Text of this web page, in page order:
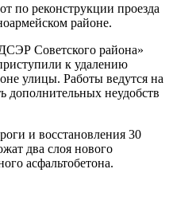
по реконструкции проезда
районе.
Советского района»
к удалению
улицы. Работы ведутся на
дополнительных неудобств
и восстановления 30
два слоя нового
асфальтобетона.